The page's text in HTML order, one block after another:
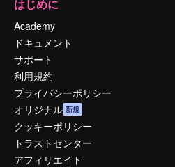
はじめに
Academy
ドキュメント
サポート
利用規約
プライバシーポリシー
オリジナル 新規
クッキーポリシー
トラストセンター
アフィリエイト